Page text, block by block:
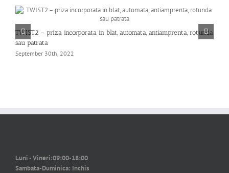
TWIST2 – priza incorporata in blat, automata, antiamprenta, rotunda
sau patrata
September 30th, 2022
Luni - Vineri:09:00-18:00
Sambata-Duminica: Inchis